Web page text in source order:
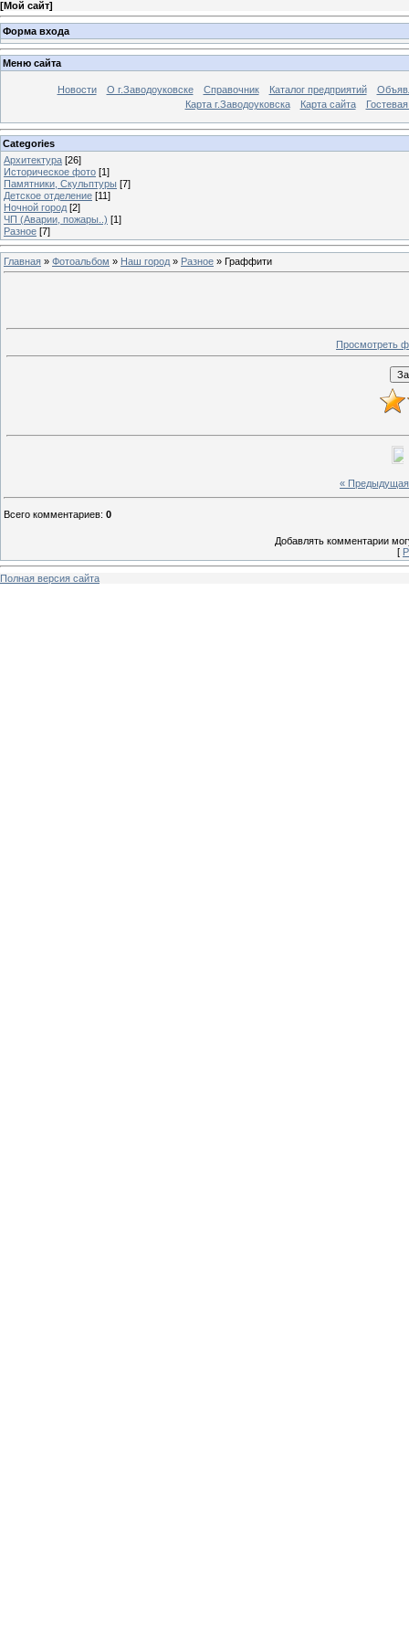
[Мой сайт]
Форма входа
Меню сайта
Новости О г.Заводоуковске Справочник Каталог предприятий
Карта г.Заводоуковска
Карта сайта
Categories
Архитектура [26]
Историческое фото [1]
Памятники, Скульптуры [7]
Детское отделение [11]
Ночной город [2]
ЧП (Аварии, пожары..) [1]
Разное [7]
Главная » Фотоальбом » Наш город » Разное » Граффити
Просмотреть
« Предыдущая
Всего комментариев: 0
Добавлять комментарии
[
Полная версия сайта